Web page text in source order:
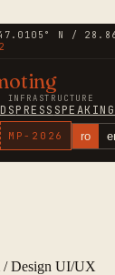
N /
PRESS SPEAKING
MP- 2026 ro
/Design UI/UX